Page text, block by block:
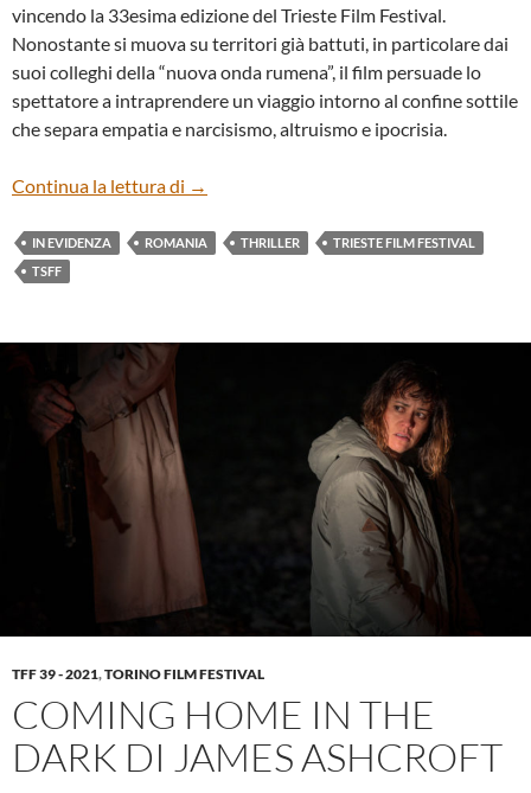
vincendo la 33esima edizione del Trieste Film Festival.
Nonostante si muova su territori già battuti, in particolare dai
suoi colleghi della “nuova onda rumena”, il film persuade lo
spettatore a intraprendere un viaggio intorno al confine sottile
che separa empatia e narcisismo, altruismo e ipocrisia.
Continua la lettura di “ÎNTREGALDE” DI RADU MUNTEAN
→
IN EVIDENZA ROMANIA THRILLER
TRIESTE FILM FESTIVAL
TSFF
TFF 39 - 2021,TORINO FILM FESTIVAL
COMING HOME IN THE
DARK DI JAMES ASHCROFT